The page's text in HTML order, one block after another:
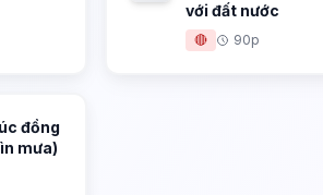
với đất nước
🔴 90p
đồng
mưa)